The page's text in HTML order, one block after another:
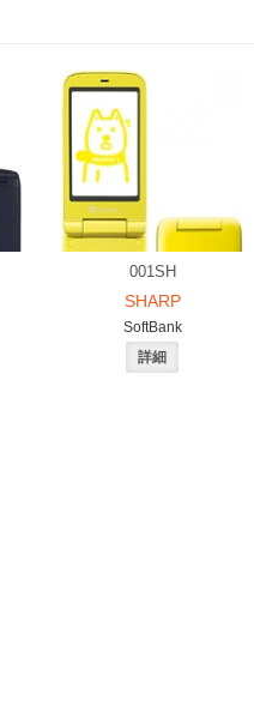
001SH
SHARP
SoftBank